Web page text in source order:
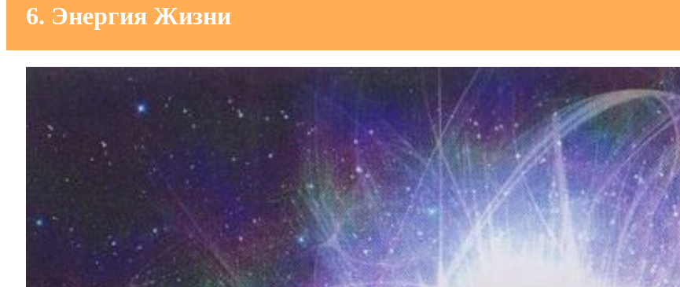
6. Энергия Жизни